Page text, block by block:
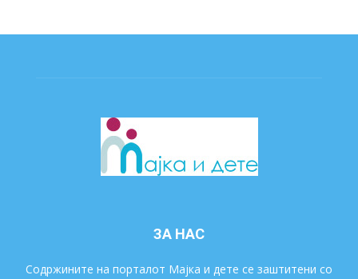
ЗА НАС
Содржините на порталот Мајка и дете се заштитени со